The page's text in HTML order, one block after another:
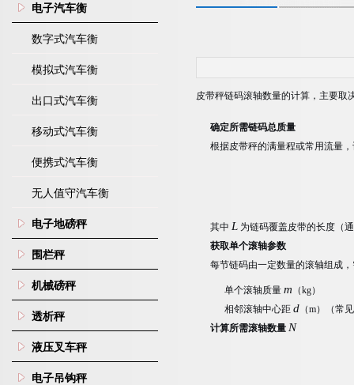
电子汽车衡
数字式汽车衡
模拟式汽车衡
出口式汽车衡
移动式汽车衡
便携式汽车衡
无人值守汽车衡
电子地磅秤
围栏秤
机械磅秤
透析秤
液压叉车秤
电子吊钩秤
皮带秤链码滚轴数量的计算，主要取
确定所需链码总质量
根据皮带秤的满量程或常用流量
其中 L 为链码覆盖皮带的长度（
获取单个滚轴参数
每节链码由一定数量的滚轴组成
单个滚轴质量 m （kg）
相邻滚轴中心距 d （m）（常
计算所需滚轴数量 N